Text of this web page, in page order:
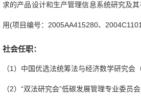
求的产品设计和生产管理信息系统研究及
用(项目编号： 2005AA415280、
社会任职：
（1 ）中国优选法统筹法与经济数学研究会
（2）“双法研究会”低碳发展管理专业委员